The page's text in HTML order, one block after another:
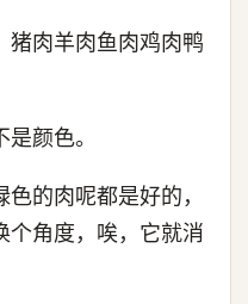
猪肉羊肉鱼肉鸡肉鸭
颜色。
的肉呢都是好的，
个角度，唉，它就消